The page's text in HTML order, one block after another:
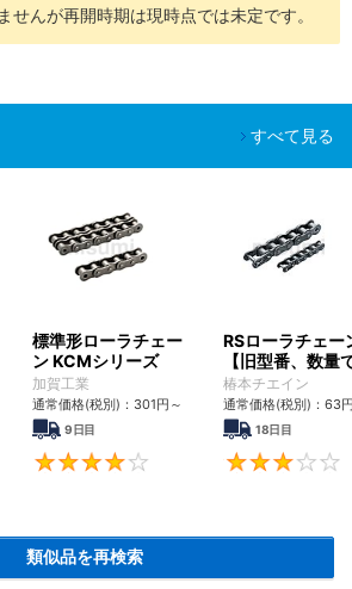
せんが再開時期は現時点では未定です。
すべて見る
標準形ローラチェー
ン KCMシリーズ
加賀工業
通常価格(税別)： 301円 ～
9日目
4
RSローラチェー
【旧型番、数量
ンク数指定】
椿本チエイン
通常価格(税別)： 63
18日目
類似品を再検索